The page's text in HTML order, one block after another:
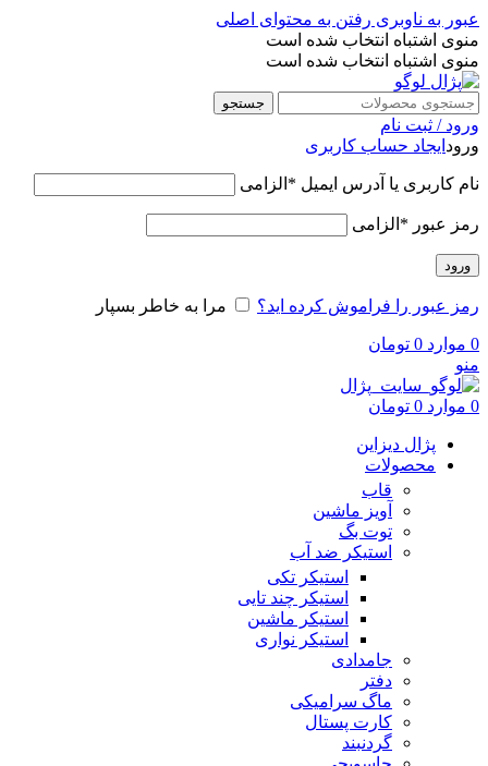
عبور به ناوبری رفتن به محتوای اصلی
منوی اشتباه انتخاب شده است
منوی اشتباه انتخاب شده است
جستجو
ورود / ثبت نام
ورود ایجاد حساب کاربری
نام کاربری یا آدرس ایمیل * الزامی
رمز عبور * الزامی
ورود
رمز عبور را فراموش کرده اید؟ مرا به خاطر بسپار
0 موارد 0 تومان
منو
0 موارد 0 تومان
پژال دیزاین
محصولات
قاب
آویز ماشین
توت بگ
استیکر ضد آب
استیکر تکی
استیکر چند تایی
استیکر ماشین
استیکر نواری
جامدادی
دفتر
ماگ سرامیکی
کارت پستال
گردنبند